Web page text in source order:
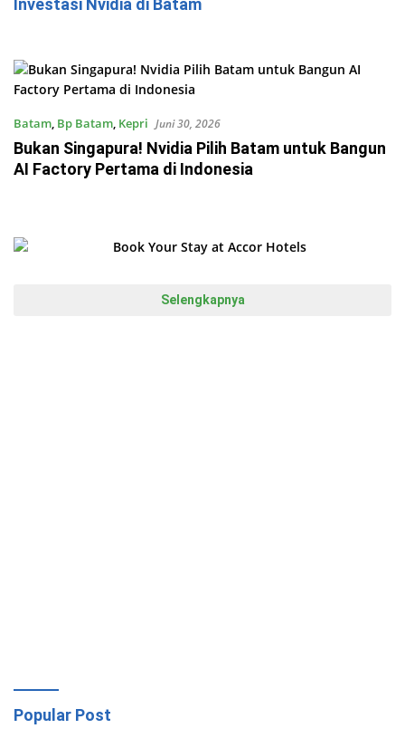
Investasi Nvidia di Batam
Batam, Bp Batam, Kepri Juni 30, 2026
Bukan Singapura! Nvidia Pilih Batam untuk Bangun
AI Factory Pertama di Indonesia
Selengkapnya
Popular Post